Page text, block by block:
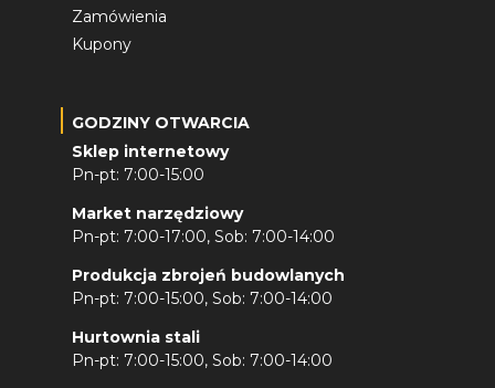
Zamówienia
Kupony
GODZINY OTWARCIA
Sklep internetowy
Pn-pt: 7:00-15:00
Market narzędziowy
Pn-pt: 7:00-17:00, Sob: 7:00-14:00
Produkcja zbrojeń budowlanych
Pn-pt: 7:00-15:00, Sob: 7:00-14:00
Hurtownia stali
Pn-pt: 7:00-15:00, Sob: 7:00-14:00